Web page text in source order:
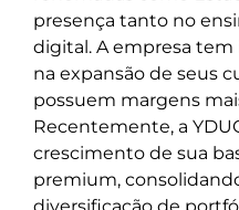
presença tanto no
digital. A empresa
na expansão de seus
possuem margens
Recentemente, a
crescimento de sua
premium,